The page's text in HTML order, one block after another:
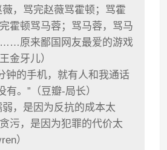
，骂完赵薇骂霍顿；骂霍
霍顿骂马蓉；骂马蓉，骂马
原来鄙国网友最爱的游戏
金牙儿）
钟的手机，就有人和我通话
有。”（豆瓣-局长）
，是因为反抗的成本太
污，是因为犯罪的代价太
）